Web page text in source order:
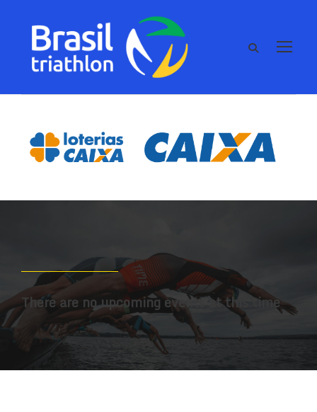
There are no upcoming events at this time